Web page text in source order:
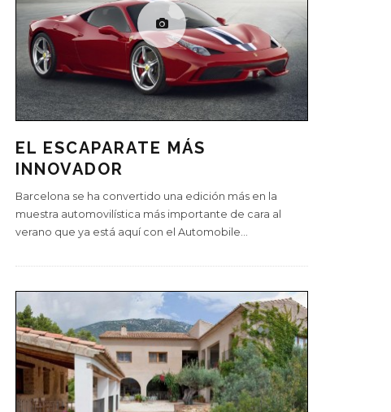
EL ESCAPARATE MÁS
INNOVADOR
Barcelona se ha convertido una edición más en la
muestra automovilística más importante de cara al
verano que ya está aquí con el Automobile...